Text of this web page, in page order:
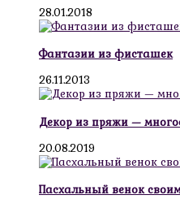
28.01.2018
Фантазии из фисташек
26.11.2013
Декор из пряжи —
20.08.2019
Пасхальный венок